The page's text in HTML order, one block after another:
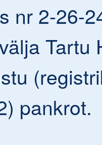
nr 2-26-
Tartu
pankrot.